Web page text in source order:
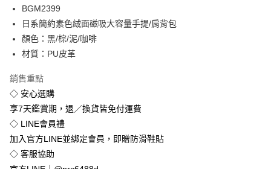
Apple Pay
街口支付
悠遊付
Google Pay
全盈+PAY
運送方式
全家付款取貨
免運費
BGM2399
日系簡約素色絨面磁吸大容量手提/肩背包
顏色：黑/棕/泥/咖啡
材質：PU皮革
銷售重點
◇ 安心選購
享7天鑑賞期，退／換貨皆免付運費
◇ LINE會員禮
加入官方LINE並綁定會員，即贈防滑鞋貼
◇ 客服協助